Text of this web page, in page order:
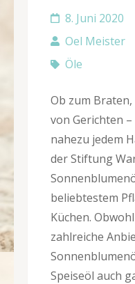
8. Juni 2020
Oel Meister
Öle
Ob zum
von Gerichten
nahezu jedem
der Stiftung
beliebtestem
Küchen.
zahlreiche
Speiseöl auch